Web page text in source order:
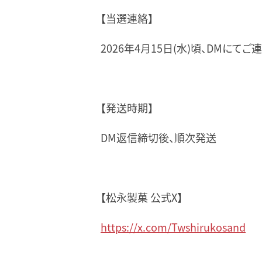
【当選連絡】
2026年4月15日(水)頃、DMにてご連
【発送時期】
DM返信締切後、順次発送
【松永製菓 公式X】
https://x.com/Twshirukosand